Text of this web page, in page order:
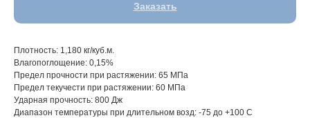
Заказать
Плотность: 1,180 кг/куб.м.
Влагопоглощение: 0,15%
Предел прочности при растяжении: 65 МПа
Предел текучести при растяжении: 60 МПа
Ударная прочность: 800 Дж
Диапазон температуры при длительном возд: -75 до +100 С